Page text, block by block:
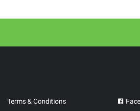
Terms & Conditions